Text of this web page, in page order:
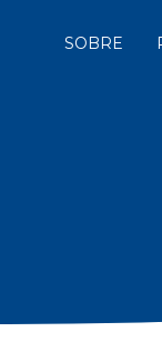
SOBRE